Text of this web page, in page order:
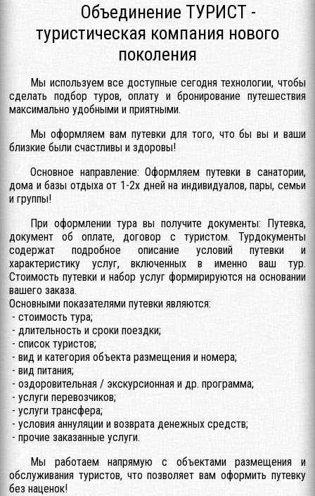
Объединение ТУРИСТ -
туристическая компания нового
поколения
Мы используем все доступные сегодня технологии, чтобы
сделать подбор туров, оплату и бронирование путешествия
максимально удобными и приятными.
Мы оформляем вам путевки для того, что бы вы и ваши
близкие были счастливы и здоровы!
Основное направление: Оформляем путевки в санатории,
дома и базы отдыха от 1-2х дней на индивидуалов, пары, семьи
и группы!
При оформлении тура вы получите документы: Путевка,
документ об оплате, договор с туристом. Турдокументы
содержат подробное описание условий путевки и
характеристику услуг, включенных в именно ваш тур.
Стоимость путевки и набор услуг формирируются на основании
вашего заказа.
Основными показателями путевки являются:
- стоимость тура;
- длительность и сроки поездки;
- список туристов;
- вид и категория объекта размещения и номера;
- вид питания;
- оздоровительная / экскурсионная и др. программа;
- услуги перевозчиков;
- услуги трансфера;
- условия аннуляции и возврата денежных средств;
- прочие заказанные услуги.
Мы работаем напрямую с объектами размещения и
обслуживания туристов, что позволяет вам оформить путевку
без наценок!